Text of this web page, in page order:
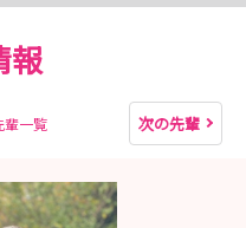
ついてスケジュールが
す。
報
輩一覧 次の先輩